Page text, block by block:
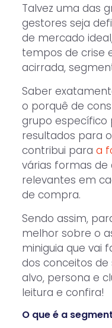
Talvez uma das
gestores seja
de mercado
tempos de crise
acirrada,
Saber
o porquê de
grupo específico
resultados para
contribui para a
várias formas de
relevantes em
de compra.
Sendo assim,
melhor sobre o
miniguia que vai
dos conceitos
alvo, persona e
leitura e confira!
O que é a